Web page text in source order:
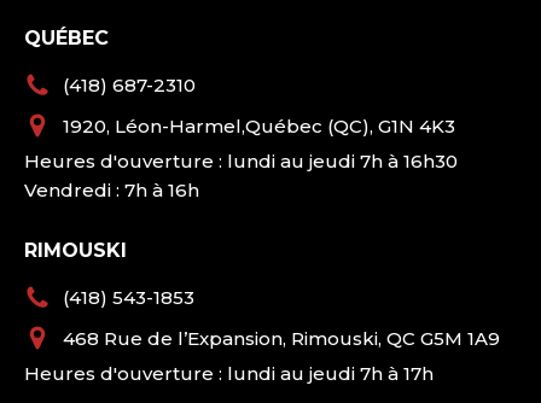
QUÉBEC
(418) 687-2310
1920, Léon-Harmel,Québec (QC), G1N 4K3
Heures d'ouverture : lundi au jeudi 7h à 16h30
Vendredi : 7h à 16h
RIMOUSKI
(418) 543-1853
468 Rue de l’Expansion, Rimouski, QC G5M 1A9
Heures d'ouverture : lundi au jeudi 7h à 17h